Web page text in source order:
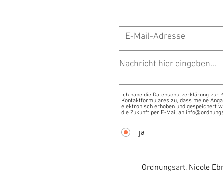
Ich habe die Datenschutzerklärung zur
Kontaktformulares zu, dass meine
elektronisch erhoben und gespeichert
die Zukunft per E-Mail an
ja
Ordnungsart, Nicole